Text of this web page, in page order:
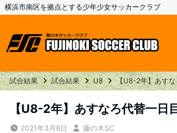
横浜市南区を拠点とする少年少女サッカークラブ
試合結果 試合結果 U8 【U8-2年】あす
【U8-2年】あすなろ代替一日
2021年3月8日 藤の木SC